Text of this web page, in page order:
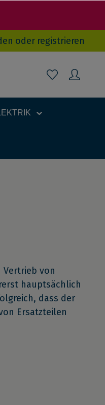
oder registrieren
von
hauptsächlich
dass der
Ersatzteilen